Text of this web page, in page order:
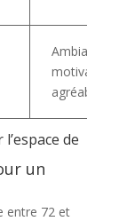
Ambiance
motivante et
agréable
de
un
entre 72 et